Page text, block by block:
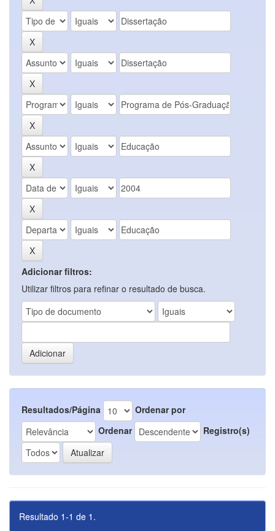
Adicionar filtros:
Utilizar filtros para refinar o resultado de busca.
Resultados/Página
Ordenar por
Ordenar
Registro(s)
Resultado 1-1 de 1.